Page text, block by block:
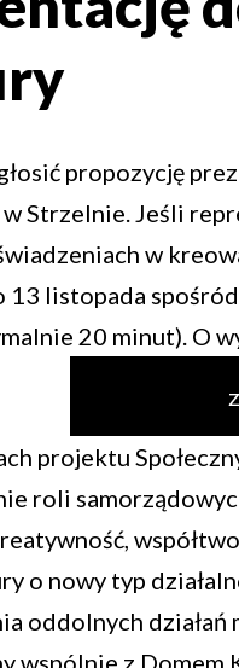
propozycję
Strzelnie. Jeśli
w
13 listopada
20 minut). O
projektu
roli
o nowy typ
oddolnych
wspólnie z